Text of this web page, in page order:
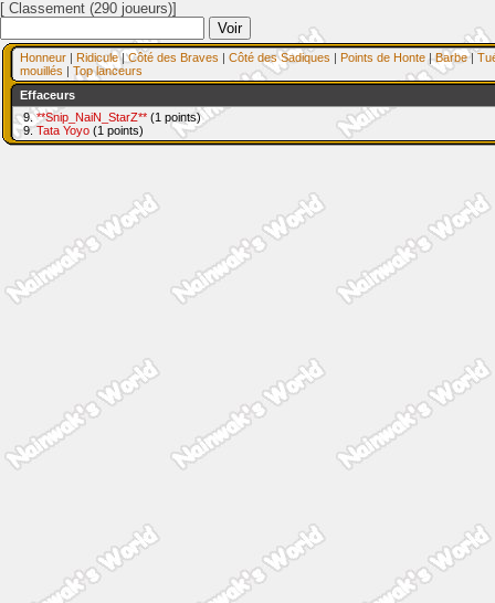
[ Classement (290 joueurs)]
Honneur | Ridicule|Côté des Braves | Côté des Sadiques | Points de Honte |Barbe|
mouillés | Top lanceurs
Effaceurs
9.**Snip_NaiN_StarZ** (1 points)
9.Tata Yoyo (1 points)